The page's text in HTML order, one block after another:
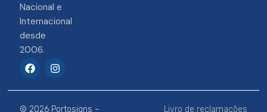
Nacional e
Internacional
desde
2006.
F
a
e
b
I
n
t
a
© 2026 Portosigns –
Livro de reclamações